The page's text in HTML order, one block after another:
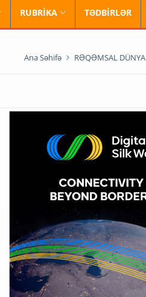
RUBRİKA TƏDBİRLƏR
Ana Səhifə RƏQƏMSAL DÜNYA